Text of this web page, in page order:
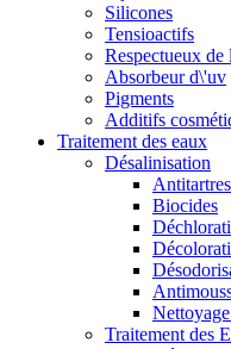
Silicones
Tensioactifs
Respectueux
Absorbeur d\'uv
Pigments
Additifs
Traitement des eaux
Désalinisation
Antitartres
Biocides
Traitement des